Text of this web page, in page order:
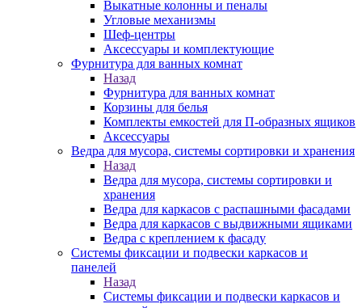
Выкатные колонны и пеналы
Угловые механизмы
Шеф-центры
Аксессуары и комплектующие
Фурнитура для ванных комнат
Назад
Фурнитура для ванных комнат
Корзины для белья
Комплекты емкостей для П-образных ящиков
Аксессуары
Ведра для мусора, системы сортировки и хранения
Назад
Ведра для мусора, системы сортировки и
хранения
Ведра для каркасов с распашными фасадами
Ведра для каркасов с выдвижными ящиками
Ведра с креплением к фасаду
Системы фиксации и подвески каркасов и
панелей
Назад
Системы фиксации и подвески каркасов и